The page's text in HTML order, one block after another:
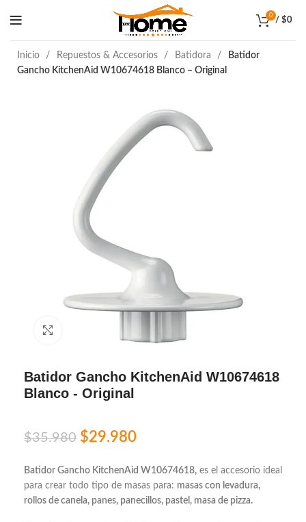
0
/ $0
Inicio Repuestos & Accesorios Batidora
Batidor
Gancho KitchenAid W10674618 Blanco – Original
Batidor Gancho KitchenAid W10674618
Blanco - Original
$35.980 $29.980
Batidor Gancho KitchenAid W10674618, es el accesorio ideal
para crear todo tipo de masas para: masas con levadura,
rollos de canela, panes, panecillos, pastel, masa de pizza.